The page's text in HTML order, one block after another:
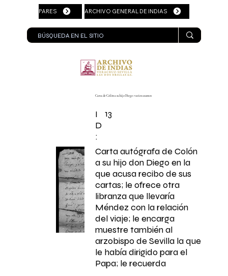
PARES ARCHIVO GENERAL DE INDIAS
Carta de Colón a su hijo Diego : varios asuntos
I
D
:
13
Carta autógrafa de Colón
a su hijo don Diego en la
que acusa recibo de sus
cartas; le ofrece otra
libranza que llevaría
Méndez con la relación
del viaje; le encarga
muestre también al
arzobispo de Sevilla la que
le había dirigido para el
Papa; le recuerda